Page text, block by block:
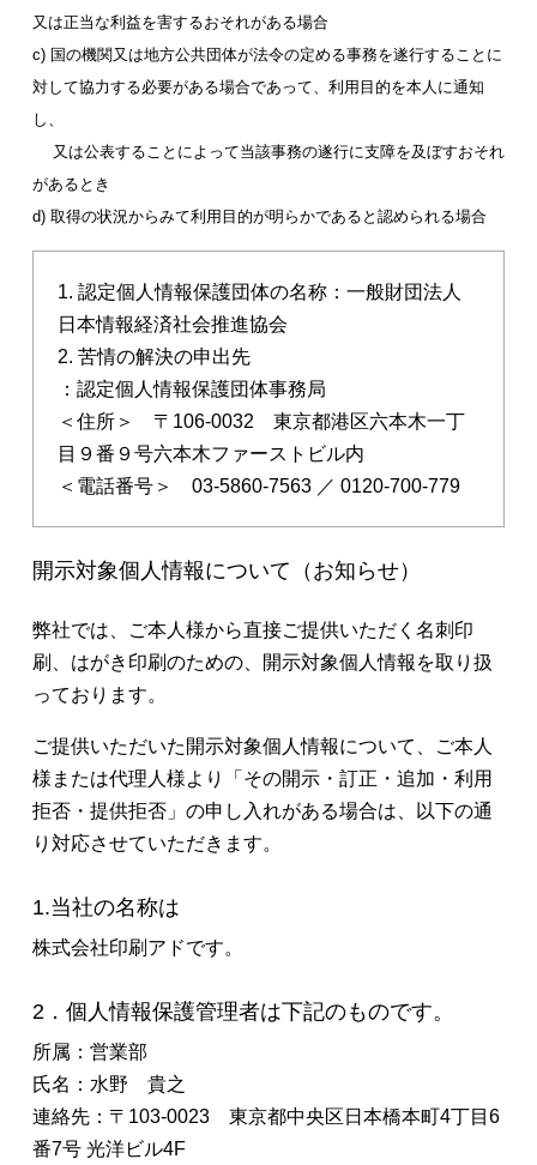
又は正当な利益を害するおそれがある場合
c) 国の機関又は地方公共団体が法令の定める事務を遂行することに
対して協力する必要がある場合であって、利用目的を本人に通知
し、
又は公表することによって当該事務の遂行に支障を及ぼすおそれ
があるとき
d) 取得の状況からみて利用目的が明らかであると認められる場合
1. 認定個人情報保護団体の名称：一般財団法人
日本情報経済社会推進協会
2. 苦情の解決の申出先
：認定個人情報保護団体事務局
＜住所＞ 〒106-0032 東京都港区六本木一丁
目９番９号六本木ファーストビル内
＜電話番号＞ 03-5860-7563 ／ 0120-700-779
開示対象個人情報について（お知らせ）
弊社では、ご本人様から直接ご提供いただく名刺印
刷、はがき印刷のための、開示対象個人情報を取り扱
っております。
ご提供いただいた開示対象個人情報について、ご本人
様または代理人様より「その開示・訂正・追加・利用
拒否・提供拒否」の申し入れがある場合は、以下の通
り対応させていただきます。
1.当社の名称は
株式会社印刷アドです。
2．個人情報保護管理者は下記のものです。
所属：営業部
氏名：水野 貴之
連絡先：〒103-0023 東京都中央区日本橋本町4丁目6
番7号 光洋ビル4F